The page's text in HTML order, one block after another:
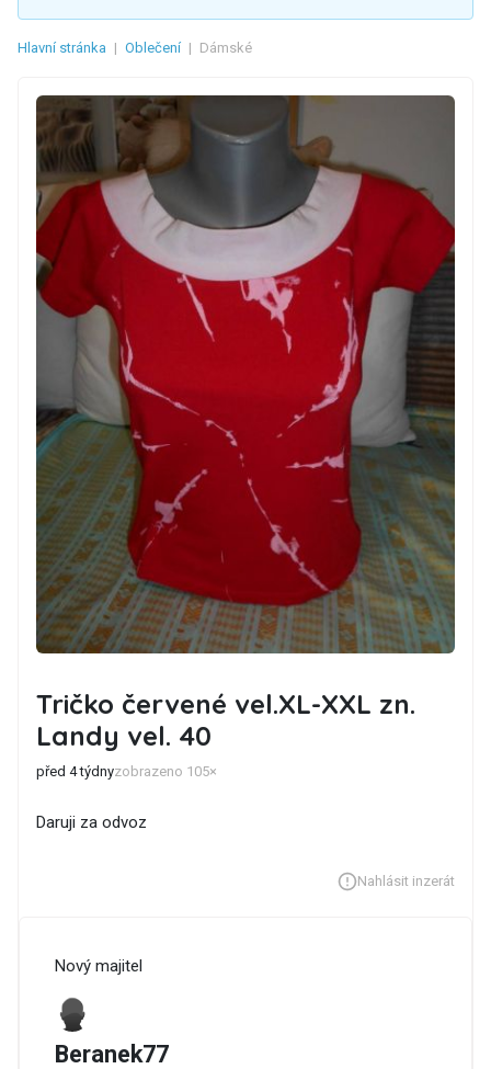
Hlavní stránka | Oblečení | Dámské
Tričko červené vel.XL-XXL zn.
Landy vel. 40
před 4 týdnyzobrazeno 105×
Daruji za odvoz
Nahlásit inzerát
Nový majitel
Beranek77